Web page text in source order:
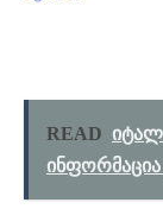
READ
ინფორმაცია